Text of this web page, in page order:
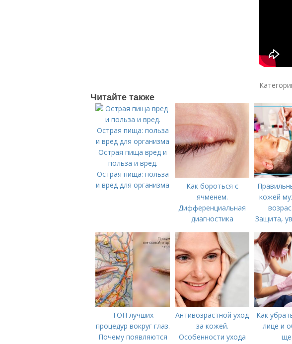
Читайте также
Острая пища вред и
польза и вред.
Острая пища: польза
и вред для организма
Как бороться с
ячменем.
Дифференциальная
диагностика
кожей
Защита,
ТОП лучших
процедур вокруг глаз.
Почему появляются
Антивозрастной уход
за кожей.
Особенности ухода
Как
лице и